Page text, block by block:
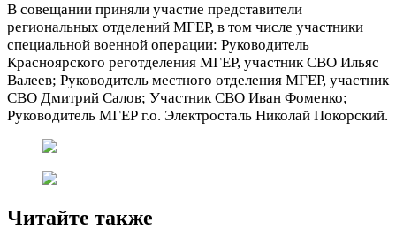
В совещании приняли участие представители
региональных отделений МГЕР, в том числе участники
специальной военной операции: Руководитель
Красноярского реготделения МГЕР, участник СВО Ильяс
Валеев; Руководитель местного отделения МГЕР, участник
СВО Дмитрий Салов; Участник СВО Иван Фоменко;
Руководитель МГЕР г.о. Электросталь Николай Покорский.
Читайте также